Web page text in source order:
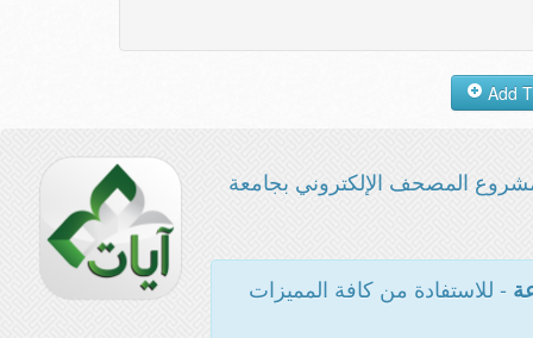
المصحف الإلكتروني بجامعة
- للاستفادة من كافة المميزات